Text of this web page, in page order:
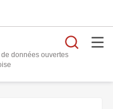
données ouvertes